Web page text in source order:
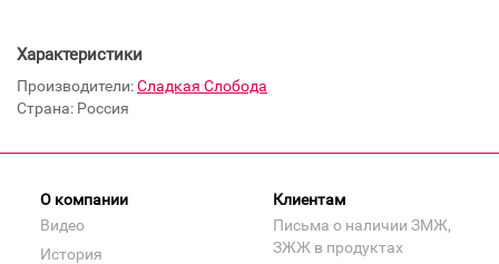
Характеристики
Производители:Сладкая Слобода
Страна: Россия
О компании
Видео
История
Клиентам
Письма о наличии ЗМЖ,
ЗЖЖ в продуктах